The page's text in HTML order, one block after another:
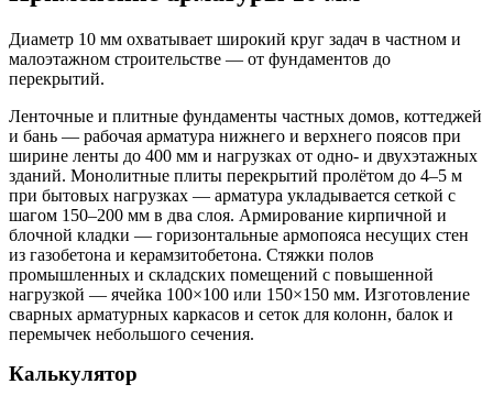
Диаметр 10 мм охватывает широкий круг задач в частном и
малоэтажном строительстве — от фундаментов до
перекрытий.
Ленточные и плитные фундаменты частных домов, коттеджей
и бань — рабочая арматура нижнего и верхнего поясов при
ширине ленты до 400 мм и нагрузках от одно- и двухэтажных
зданий. Монолитные плиты перекрытий пролётом до 4–5 м
при бытовых нагрузках — арматура укладывается сеткой с
шагом 150–200 мм в два слоя. Армирование кирпичной и
блочной кладки — горизонтальные армопояса несущих стен
из газобетона и керамзитобетона. Стяжки полов
промышленных и складских помещений с повышенной
нагрузкой — ячейка 100×100 или 150×150 мм. Изготовление
сварных арматурных каркасов и сеток для колонн, балок и
перемычек небольшого сечения.
Калькулятор